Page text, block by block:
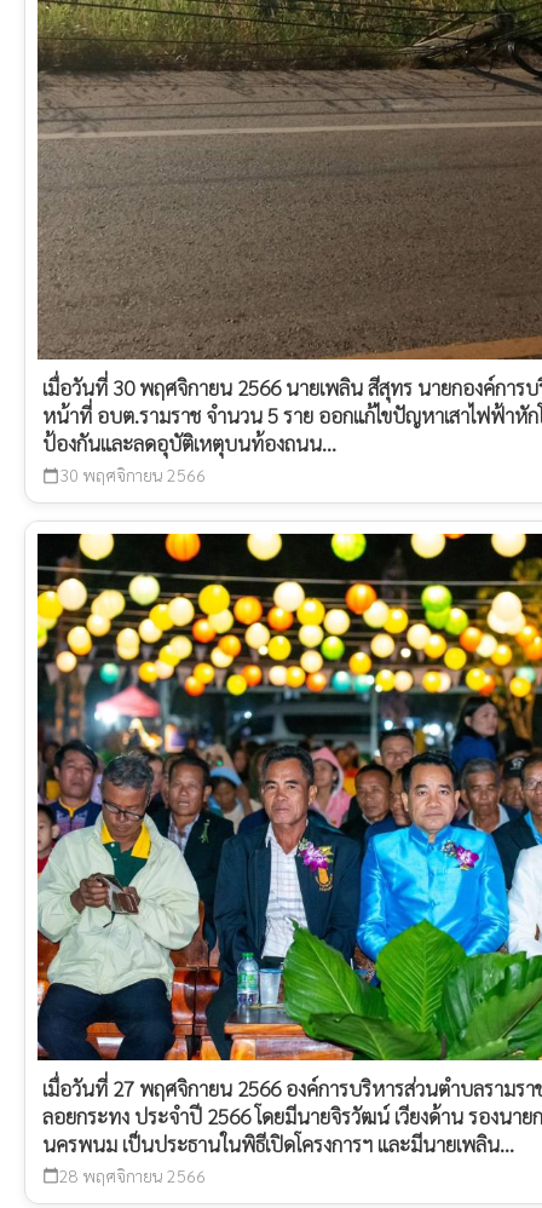
เมื่อวันที่ 30 พฤศจิกายน 2566 นายเพลิน สีสุทร นายกองค์การบ
หน้าที่ อบต.รามราช จำนวน 5 ราย ออกแก้ไขปัญหาเสาไฟฟ้าหั
ป้องกันและลดอุบัติเหตุบนท้องถนน...
calendar_today30 พฤศจิกายน 2566
เมื่อวันที่ 27 พฤศจิกายน 2566 องค์การบริหารส่วนตำบลรามรา
ลอยกระทง ประจำปี 2566 โดยมีนายจิรวัฒน์ เวียงด้าน รองนา
นครพนม เป็นประธานในพิธีเปิดโครงการฯ และมีนายเพลิน...
calendar_today28 พฤศจิกายน 2566